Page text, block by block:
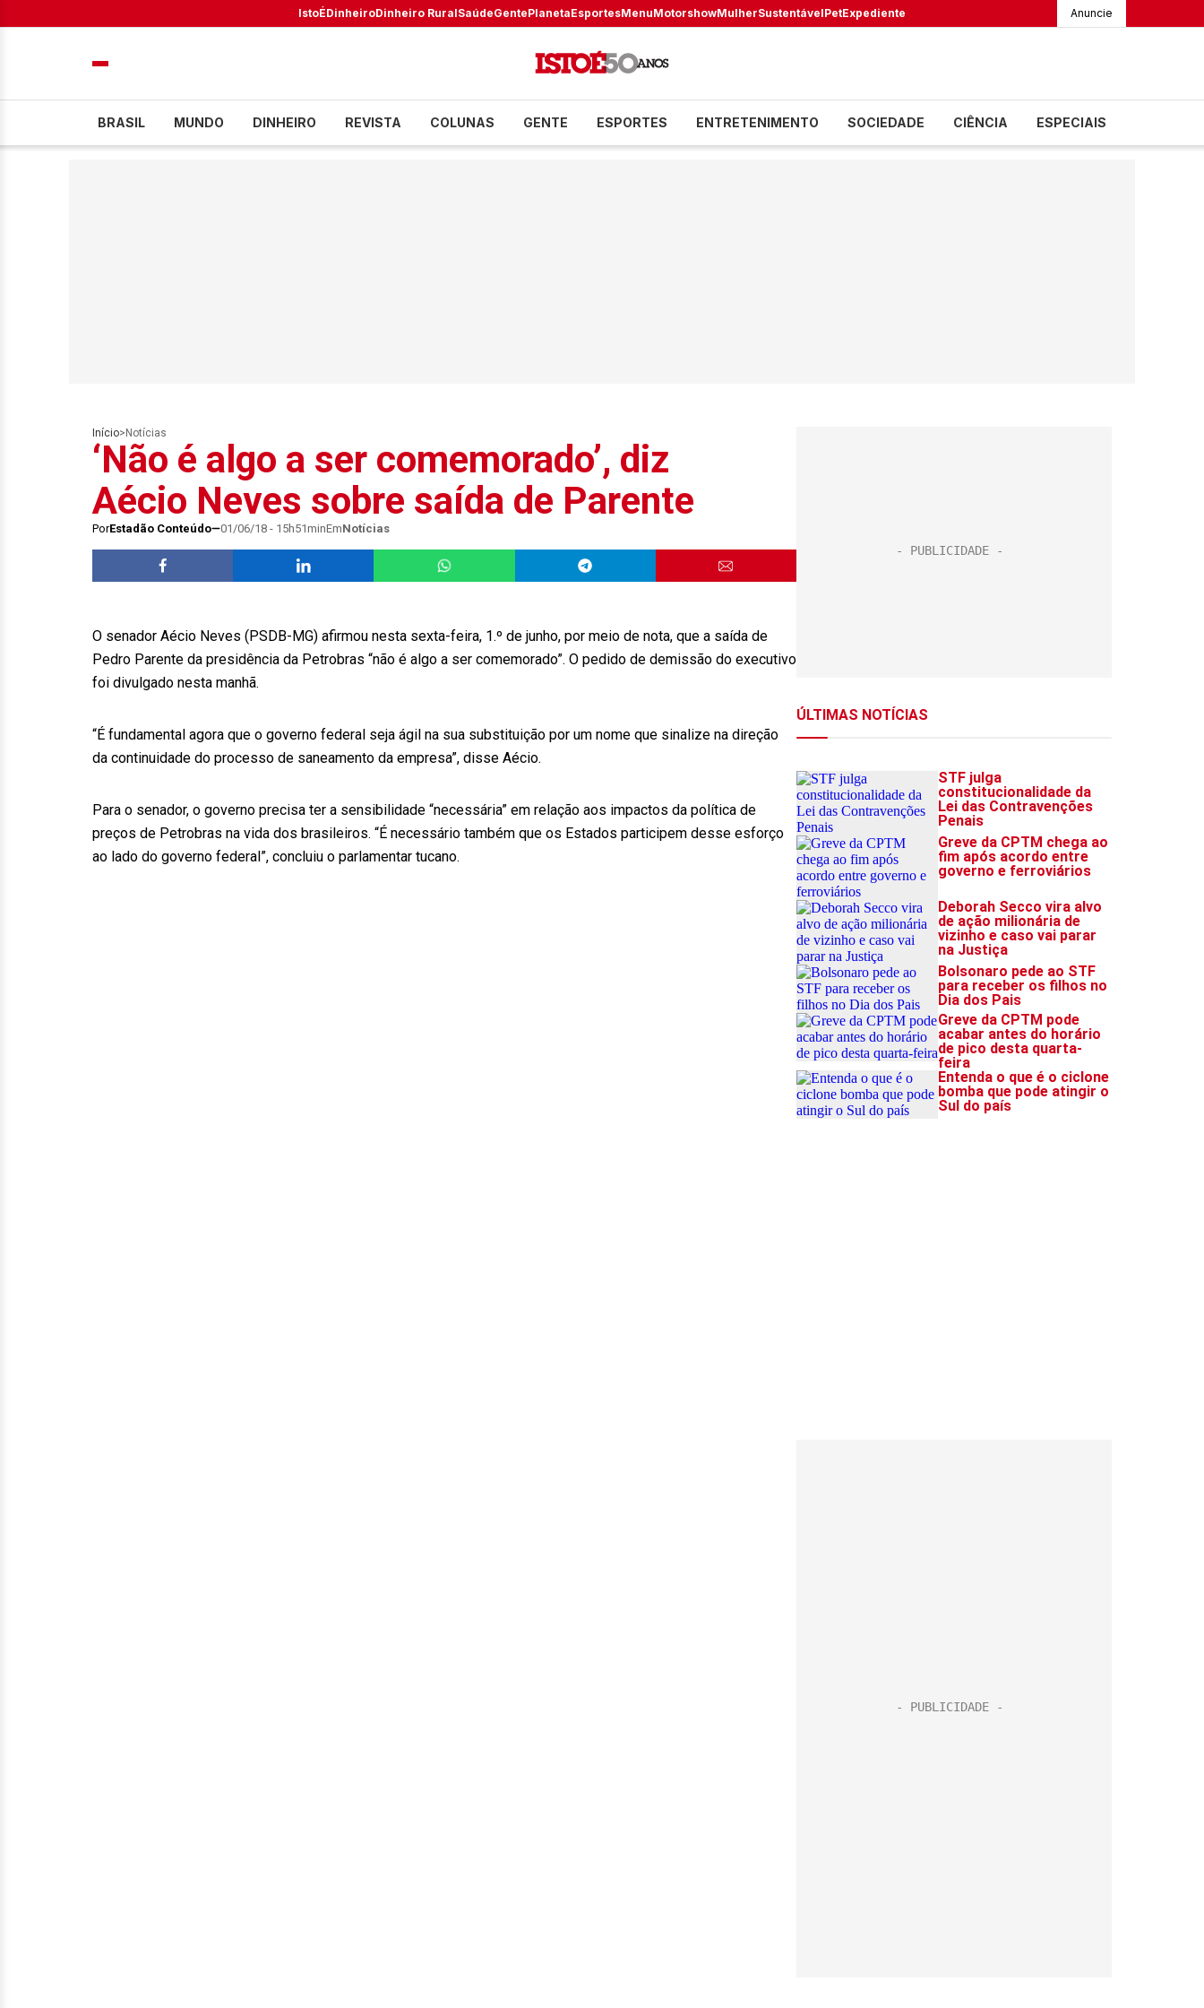
IstoÉDinheiroDinheiro RuralSaúdeGentePlanetaEsportesMenuMotorshowMulherSustentávelPetExpediente Anuncie
BRASIL MUNDO DINHEIRO REVISTA COLUNAS GENTE ESPORTES ENTRETENIMENTO SOCIEDADE CIÊNCIA ESPECIAIS
Início> Notícias
‘Não é algo a ser comemorado’, diz
Aécio Neves sobre saída de Parente
PorEstadão Conteúdo 01/06/18 - 15h51minEmNotícias
O senador Aécio Neves (PSDB-MG) afirmou nesta sexta-feira, 1.º de junho, por meio de nota, que a saída de
Pedro Parente da presidência da Petrobras “não é algo a ser comemorado”. O pedido de demissão do executivo
foi divulgado nesta manhã.
“É fundamental agora que o governo federal seja ágil na sua substituição por um nome que sinalize na direção
da continuidade do processo de saneamento da empresa”, disse Aécio.
Para o senador, o governo precisa ter a sensibilidade “necessária” em relação aos impactos da política de
preços de Petrobras na vida dos brasileiros. “É necessário também que os Estados participem desse esforço
ao lado do governo federal”, concluiu o parlamentar tucano.